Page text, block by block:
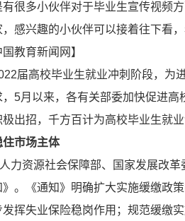
有很多小伙伴对于毕业生宣传视频
感兴趣的小伙伴可以接着往下看，
教育新闻网】
届高校毕业生就业冲刺阶段，为
5月以来，各有关部委加快促进
出招，千方百计为高校毕业生就业
市场主体
力资源社会保障部、国家发展改
》。《通知》明确扩大实施缓缴政
挥失业保险稳岗作用；规范缓缴